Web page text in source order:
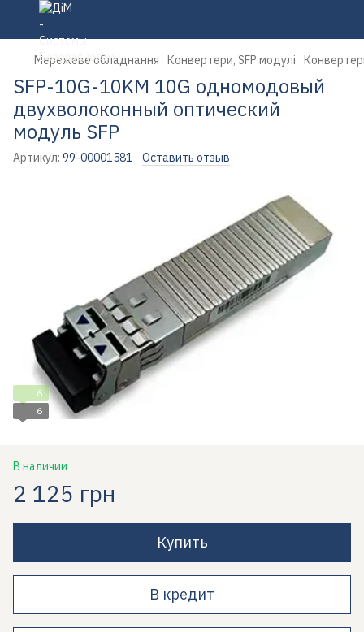
Мережеве обладнання Конвертери, SFP модулі
SFP-10G-10KM 10G одномодовый
двухволоконный оптический
модуль SFP
Артикул: 99-00001581 Оставить отзыв
6
6
В наличии
2 125 грн
Купить
В кредит